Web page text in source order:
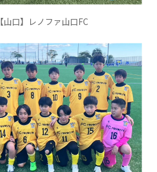
【山口】レノファ山口FC